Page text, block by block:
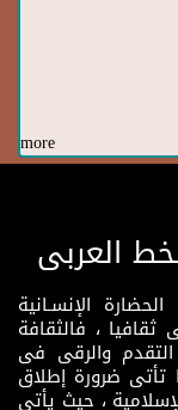
more
العربى
الإنسـانية
، فالثقافة
والرقى فى
تأتى ضرورة إطلاق
، حيث يأتى